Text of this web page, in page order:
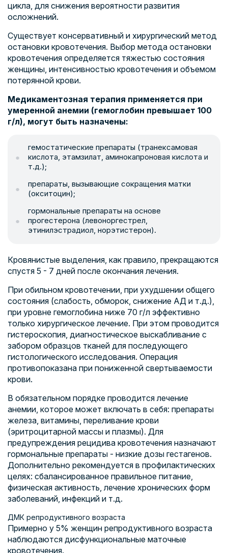
цикла, для снижения вероятности развития
осложнений.
Существует консервативный и хирургический метод
остановки кровотечения. Выбор метода остановки
кровотечения определяется тяжестью состояния
женщины, интенсивностью кровотечения и объемом
потерянной крови.
Медикаментозная терапия применяется при
умеренной анемии (гемоглобин превышает 100
г/л), могут быть назначены:
гемостатические препараты (транексамовая
кислота, этамзилат, аминокапроновая кислота и
т.д.);
препараты, вызывающие сокращения матки
(окситоцин);
гормональные препараты на основе
прогестерона (левоноргестрел,
этинилэстрадиол, норэтистерон).
Кровянистые выделения, как правило, прекращаются
спустя 5 - 7 дней после окончания лечения.
При обильном кровотечении, при ухудшении общего
состояния (слабость, обморок, снижение АД и т.д.),
при уровне гемоглобина ниже 70 г/л эффективно
только хирургическое лечение. При этом проводится
гистероскопия, диагностическое выскабливание с
забором образцов тканей для последующего
гистологического исследования. Операция
противопоказана при пониженной свертываемости
крови.
В обязательном порядке проводится лечение
анемии, которое может включать в себя: препараты
железа, витамины, переливание крови
(эритроцитарной массы и плазмы). Для
предупреждения рецидива кровотечения назначают
гормональные препараты - низкие дозы гестагенов.
Дополнительно рекомендуется в профилактических
целях: сбалансированное правильное питание,
физическая активность, лечение хронических форм
заболеваний, инфекций и т.д.
ДМК репродуктивного возраста
Примерно у 5% женщин репродуктивного возраста
наблюдаются дисфункциональные маточные
кровотечения.